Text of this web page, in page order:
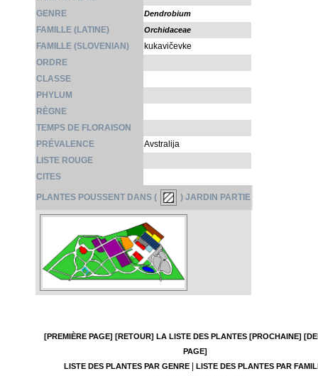
GENRE
Dendrobium
FAMILLE (LATINE) Orchidaceae
FAMILLE (SLOVENIAN)
kukavičevke
ORDRE
CLASSE
PHYLUM
RÈGNE
TEMPS DE FLORAISON
PRÉVALENCE
Avstralija
LISTE ROUGE
CITES
PLANTES POUSSENT DANS ( ) JARDIN PARTIE
[PREMIÈRE PAGE] [RETOUR] LA LISTE DES PLANTES [PROCHAINE]
PAGE]
LISTE DES PLANTES PAR GENRE|
LISTE DES PLANTES PAR